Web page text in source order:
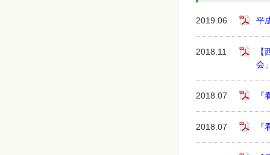
2019.06 平
2018.11
会
2018.07
2018.07